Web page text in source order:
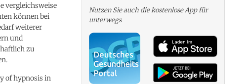
vergleichsweise
können bei
weiterer
und
zu
of hypnosis in
Nutzen Sie auch die kosten­lose App für
unterwegs